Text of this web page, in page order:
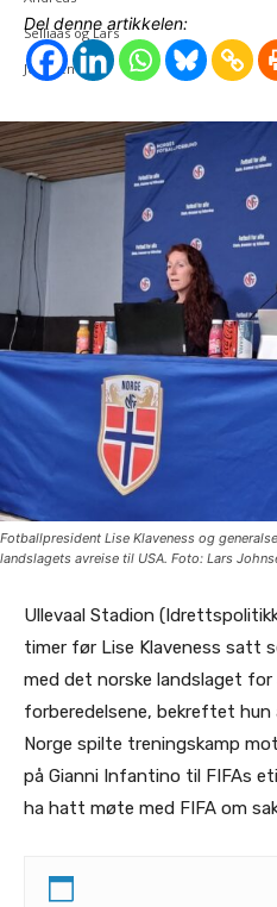
Del denne artikkelen:
Fotballpresident Lise Klaveness og
landslagets avreise til USA. Foto: Lars
Ullevaal Stadion
timer før Lise Klaveness satt
med det norske landslaget
forberedelsene, bekreftet hun
Norge spilte treningskamp
på Gianni Infantino til FIFAs
ha hatt møte med FIFA om